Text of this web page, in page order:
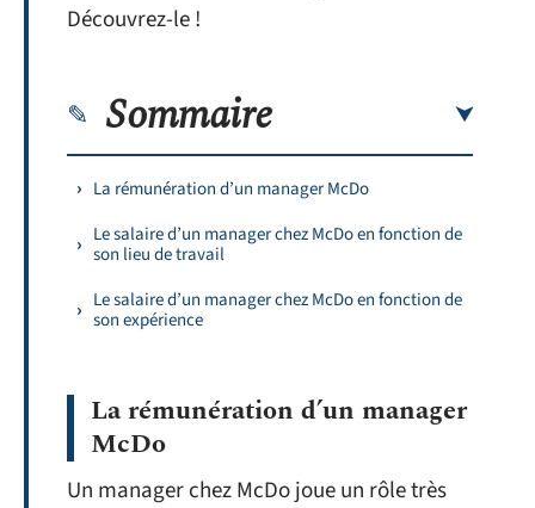
Découvrez-le !
Sommaire
La rémunération d’un manager McDo
Le salaire d’un manager chez McDo en fonction de
son lieu de travail
Le salaire d’un manager chez McDo en fonction de
son expérience
La rémunération d’un manager
McDo
Un manager chez McDo joue un rôle très